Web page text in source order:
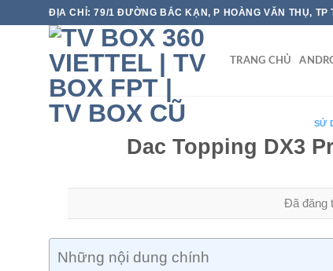
đến
ĐỊA CHỈ: 79/1 ĐƯỜNG BẮC KẠN, P HOÀNG VĂN THỤ, TP
TRANG CHỦ
SỬ
Dac Topping DX3
Đã đăng
Những nội dung chính